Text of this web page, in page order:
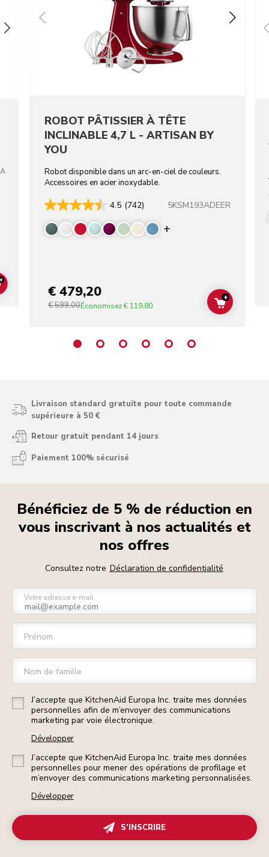
ADD TO CART
ROBOT PÂTISSIER À TÊTE
INCLINABLE 4,7 L - ARTISAN BY
YOU
Robot disponible dans un arc-en-ciel de couleurs.
Accessoires en acier inoxydable.
4.5 (742) 5KSM193ADEER
Display more
€ 479,20
€ 599,00Économisez€ 119,80 ADD TO
+
Livraison standard gratuite pour toute commande
supérieure à 50 €
Retour gratuit pendant 14 jours
Paiement 100% sécurisé
Bénéficiez de 5 % de réduction en
vous inscrivant à nos actualités et
nos offres
Consultez notre Déclaration de confidentialité
Votre adresse e-mail
Prénom
Nom de famille
J’accepte que KitchenAid Europa Inc. traite mes données
personnelles afin de m’envoyer des communications
marketing par voie électronique.
Développer
J’accepte que KitchenAid Europa Inc. traite mes données
personnelles pour mener des opérations de profilage et
m’envoyer des communications marketing personnalisées.
Développer
S’INSCRIRE